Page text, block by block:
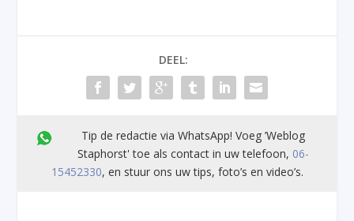
DEEL:
Tip de redactie via WhatsApp! Voeg ’Weblog
Staphorst' toe als contact in uw telefoon, 06-
15452330, en stuur ons uw tips, foto’s en video’s.